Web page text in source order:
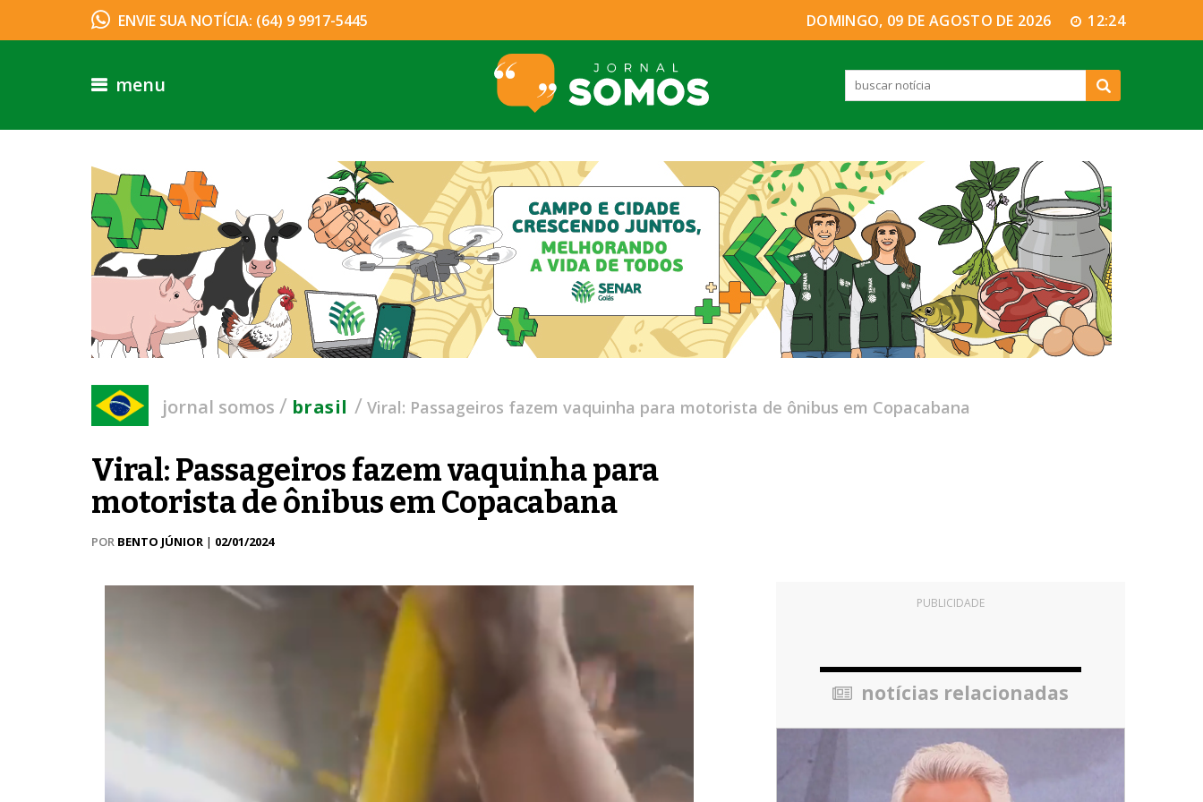
ENVIE SUA NOTÍCIA: (64) 9 9917-5445 DOMINGO, 09 DE AGOSTO DE 2026 12:24
menu
jornal somos / brasil / Viral: Passageiros fazem vaquinha para motorista de ônibus em Copacabana
Viral: Passageiros fazem vaquinha para
motorista de ônibus em Copacabana
POR BENTO JÚNIOR | 02/01/2024
PUBLICIDADE
notícias relacionadas